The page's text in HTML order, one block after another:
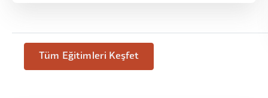
Tüm Eğitimleri Keşfet